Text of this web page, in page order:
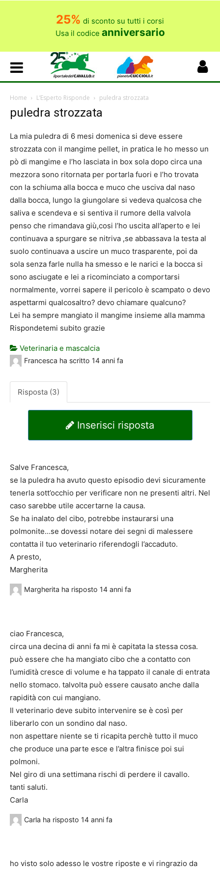
25% di sconto su tutti i corsi
Usa il codice anniversario
Home L’Esperto Risponde puledra strozzata
puledra strozzata
La mia puledra di 6 mesi domenica si deve essere
strozzata con il mangime pellet, in pratica le ho messo un
pò di mangime e l’ho lasciata in box sola dopo circa una
mezzora sono ritornata per portarla fuori e l’ho trovata
con la schiuma alla bocca e muco che usciva dal naso
dalla bocca, lungo la giungolare si vedeva qualcosa che
saliva e scendeva e si sentiva il rumore della valvola
penso che rimandava giù,cosi l’ho uscita all’aperto e lei
continuava a spurgare se nitriva ,se abbassava la testa al
suolo continuava a uscire un muco trasparente, poi da
sola senza farle nulla ha smesso e le narici e la bocca si
sono asciugate e lei a ricominciato a comportarsi
normalmente, vorrei sapere il pericolo è scampato o devo
aspettarmi qualcosaltro? devo chiamare qualcuno?
Lei ha sempre mangiato il mangime insieme alla mamma
Rispondetemi subito grazie
Veterinaria e mascalcia
Francesca ha scritto 14 anni fa
Risposta (3)
Inserisci risposta
Salve Francesca,
se la puledra ha avuto questo episodio devi sicuramente
tenerla sott’occhio per verificare non ne presenti altri. Nel
caso sarebbe utile accertarne la causa.
Se ha inalato del cibo, potrebbe instaurarsi una
polmonite…se dovessi notare dei segni di malessere
contatta il tuo veterinario riferendogli l’accaduto.
A presto,
Margherita
Margherita ha risposto 14 anni fa
ciao Francesca,
circa una decina di anni fa mi è capitata la stessa cosa.
può essere che ha mangiato cibo che a contatto con
l’umidità cresce di volume e ha tappato il canale di entrata
nello stomaco. talvolta può essere causato anche dalla
rapidità con cui mangiano.
Il veterinario deve subito intervenire se è così per
liberarlo con un sondino dal naso.
non aspettare niente se ti ricapita perchè tutto il muco
che produce una parte esce e l’altra finisce poi sui
polmoni.
Nel giro di una settimana rischi di perdere il cavallo.
tanti saluti.
Carla
Carla ha risposto 14 anni fa
ho visto solo adesso le vostre riposte e vi ringrazio da